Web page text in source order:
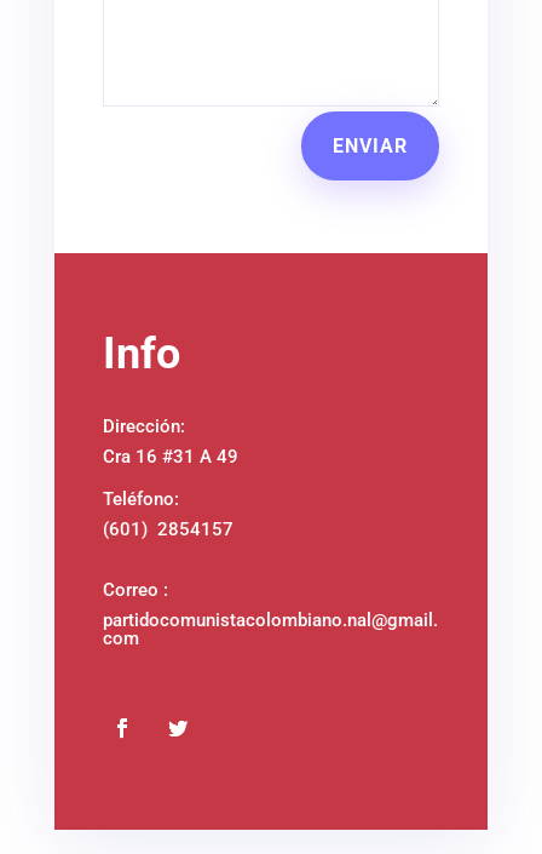
ENVIAR
Info
Dirección:
Cra 16 #31 A 49
Teléfono:
(601) 2854157
Correo :
partidocomunistacolombiano.nal@gmail.
com